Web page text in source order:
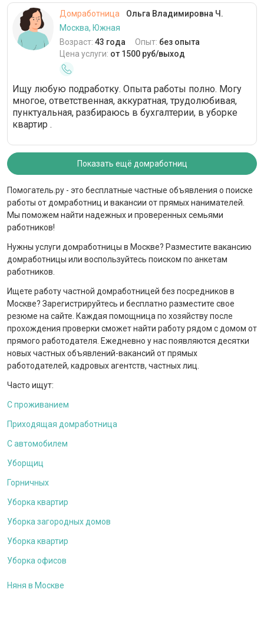
Домработница
Ольга Владимировна Ч.
Москва, Южная
Возраст: 43 года Опыт: без опыта
Цена услуги: от 1500 руб/выход
Ищу любую подработку. Опыта работы полно. Могу
многое, ответственная, аккуратная, трудолюбивая,
пунктуальная, разбираюсь в бухгалтерии, в уборке
квартир .
Показать ещё домработниц
Помогатель.ру - это бесплатные частные объявления о поиске
работы от домработниц и вакансии от прямых нанимателей.
Мы поможем найти надежных и проверенных семьями
работников!
Нужны услуги домработницы в Москве? Разместите вакансию
домработницы или воспользуйтесь поиском по анкетам
работников.
Ищете работу частной домработницей без посредников в
Москве? Зарегистрируйтесь и бесплатно разместите свое
резюме на сайте. Каждая помощница по хозяйству после
прохождения проверки сможет найти работу рядом с домом от
прямого работодателя. Ежедневно у нас появляются десятки
новых частных объявлений-вакансий от прямых
работодателей, кадровых агентств, частных лиц.
Часто ищут:
С проживанием
Приходящая домработница
С автомобилем
Уборщиц
Горничных
Уборка квартир
Уборка загородных домов
Уборка квартир
Уборка офисов
Няня в Москве